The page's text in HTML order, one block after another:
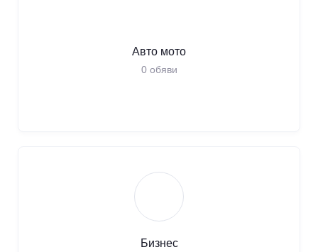
Авто мото
0 обяви
Бизнес